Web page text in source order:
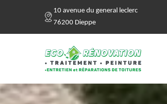
10 avenue du general leclerc
76200 Dieppe